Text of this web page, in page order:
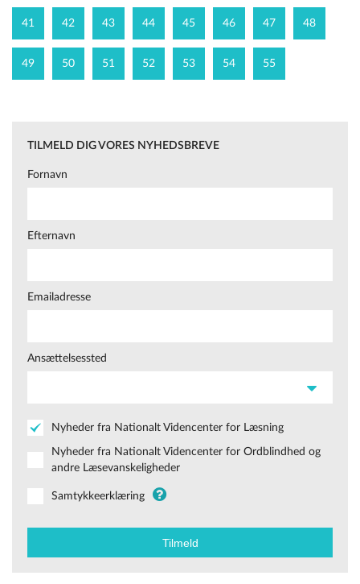
41 42 43 44 45 46 47 48
49 50 51 52 53 54 55
TILMELD DIG VORES NYHEDSBREVE
Fornavn
Efternavn
Emailadresse
Ansættelsessted
Nyheder fra Nationalt Videncenter for Læsning
Nyheder fra Nationalt Videncenter for Ordblindhed og
andre Læsevanskeligheder
Samtykkeerklæring